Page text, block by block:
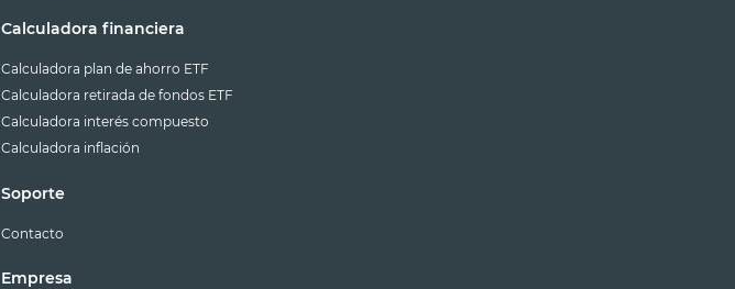
Calculadora financiera
Calculadora plan de ahorro ETF
Calculadora retirada de fondos ETF
Calculadora interés compuesto
Calculadora inflación
Soporte
Contacto
Empresa